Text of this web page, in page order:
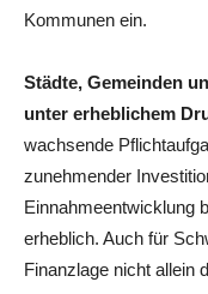
Kommunen ein.
Städte, Gemeinden
unter erheblichem
wachsende
zunehmender
Einnahmeentwicklung
erheblich. Auch für
Finanzlage nicht allein